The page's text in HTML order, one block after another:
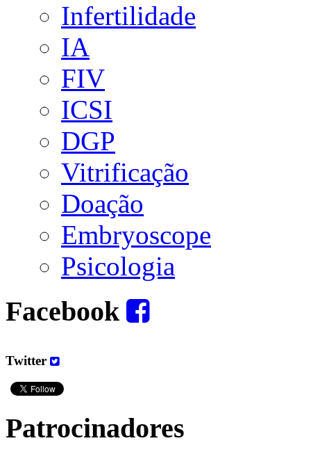
Infertilidade
IA
FIV
ICSI
DGP
Vitrificação
Doação
Embryoscope
Psicologia
Facebook
Twitter
Patrocinadores